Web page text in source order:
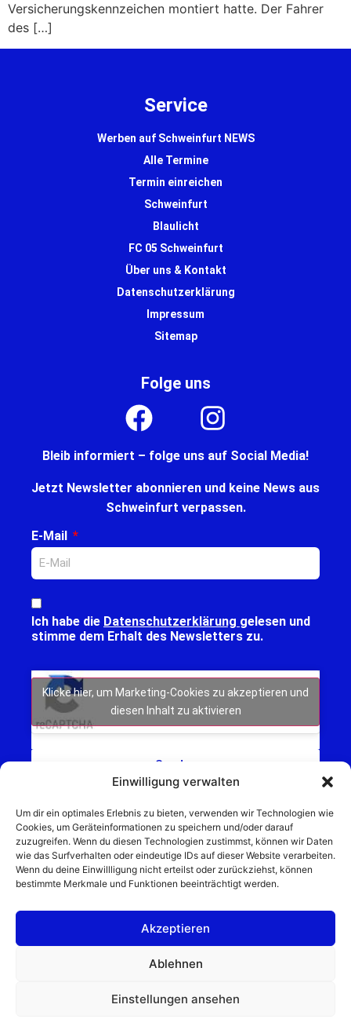
Einwilligung verwalten
Um dir ein optimales Erlebnis zu bieten, verwenden wir Technologien wie
Cookies, um Geräteinformationen zu speichern und/oder darauf
zuzugreifen. Wenn du diesen Technologien zustimmst, können wir Daten
wie das Surfverhalten oder eindeutige IDs auf dieser Website verarbeiten.
Wenn du deine Einwillligung nicht erteilst oder zurückziehst, können
bestimmte Merkmale und Funktionen beeinträchtigt werden.
Akzeptieren
Ablehnen
Einstellungen ansehen
Versicherungskennzeichen montiert hatte. Der Fahrer
des […]
Service
Werben auf Schweinfurt NEWS
Alle Termine
Termin einreichen
Schweinfurt
Blaulicht
FC 05 Schweinfurt
Über uns & Kontakt
Datenschutzerklärung
Impressum
Sitemap
Schweinfurt NEWS – Aktuelle Nachrichten,
Umgebung.
Regionale Werbung mit Reichweite – jetzt
© 2025 Schweinfurt NEWS
Folge uns
Bleib informiert – folge uns auf Social Media!
Jetzt Newsletter abonnieren und keine News aus
Schweinfurt verpassen.
E-Mail
Ich habe die Datenschutzerklärung gelesen und
stimme dem Erhalt des Newsletters zu.
Klicke hier, um Marketing-Cookies zu akzeptieren und
diesen Inhalt zu aktivieren
Senden